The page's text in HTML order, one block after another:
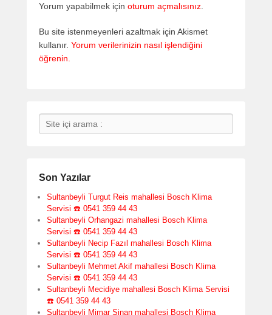
Yorum yapabilmek için oturum açmalısınız
Bu site istenmeyenleri azaltmak için Akismet
kullanır. Yorum verilerinizin nasıl işlendiğini
öğrenin.
Search
Son Yazılar
Sultanbeyli Turgut Reis mahallesi Bosch Klima
Servisi ☎️ 0541 359 44 43
Sultanbeyli Orhangazi mahallesi Bosch Klima
Servisi ☎️ 0541 359 44 43
Sultanbeyli Necip Fazıl mahallesi Bosch Klima
Servisi ☎️ 0541 359 44 43
Sultanbeyli Mehmet Akif mahallesi Bosch Klima
Servisi ☎️ 0541 359 44 43
Sultanbeyli Mecidiye mahallesi Bosch Klima Servisi
☎️ 0541 359 44 43
Sultanbeyli Mimar Sinan mahallesi Bosch Klima